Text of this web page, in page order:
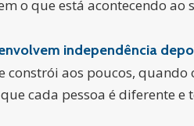
o que está acontecendo
independência
constrói aos poucos, quando
cada pessoa é diferente